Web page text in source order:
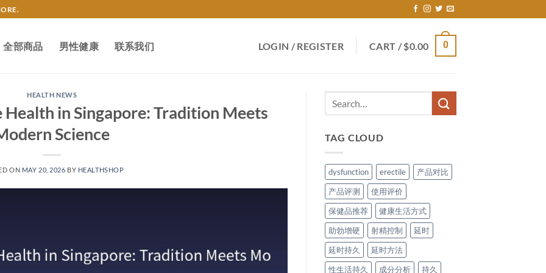
全部商品 男性健康 联系我们 LOGIN / REGISTER CART /$0.00 0
HEALTH NEWS
in Singapore: Tradition Meets
Science
ON MAY 20, 2026 BY HEALTHSHOP
TAG CLOUD
dysfunction erectile
产品对比
产品评测
使用评价
保健品推荐
健康生活方式
助勃增硬
射精控制
延时
延时持久
延时方法
性生活持久
成分分析
持久